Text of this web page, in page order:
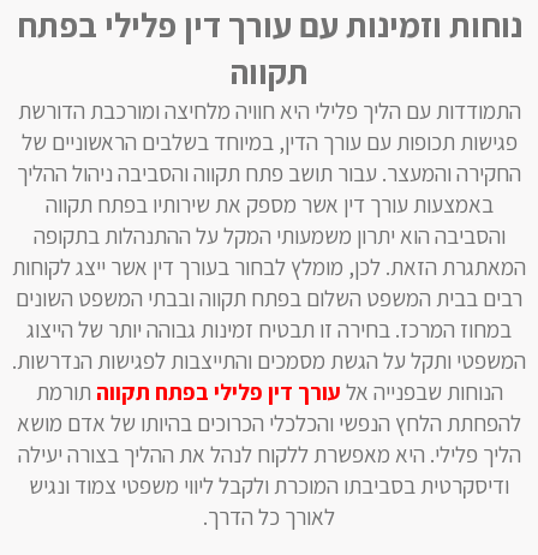
נוחות וזמינות עם עורך דין פלילי בפתח
תקווה
התמודדות עם הליך פלילי היא חוויה מלחיצה ומורכבת הדורשת
פגישות תכופות עם עורך הדין, במיוחד בשלבים הראשוניים של
החקירה והמעצר. עבור תושב פתח תקווה והסביבה ניהול ההליך
באמצעות עורך דין אשר מספק את שירותיו בפתח תקווה
והסביבה הוא יתרון משמעותי המקל על ההתנהלות בתקופה
המאתגרת הזאת. לכן, מומלץ לבחור בעורך דין אשר ייצג לקוחות
רבים בבית המשפט השלום בפתח תקווה ובבתי המשפט השונים
במחוז המרכז. בחירה זו תבטיח זמינות גבוהה יותר של הייצוג
המשפטי ותקל על הגשת מסמכים והתייצבות לפגישות הנדרשות.
הנוחות שבפנייה אל עורך דין פלילי בפתח תקווה תורמת
להפחתת הלחץ הנפשי והכלכלי הכרוכים בהיותו של אדם מושא
הליך פלילי. היא מאפשרת ללקוח לנהל את ההליך בצורה יעילה
ודיסקרטית בסביבתו המוכרת ולקבל ליווי משפטי צמוד ונגיש
לאורך כל הדרך.